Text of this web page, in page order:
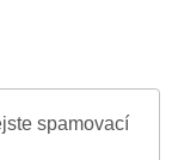
spamovací